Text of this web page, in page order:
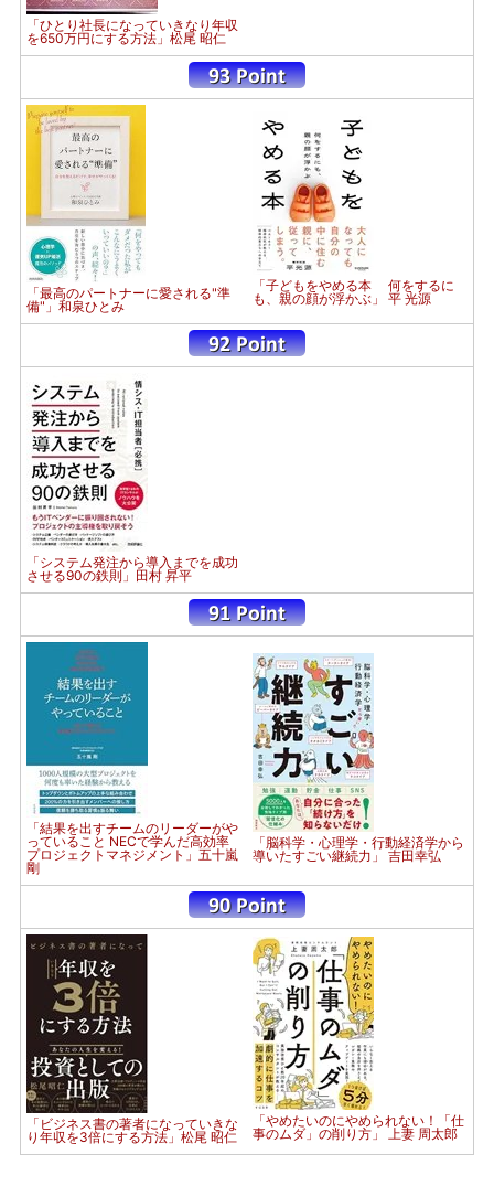
「ひとり社長になっていきなり年収
を650万円にする方法」松尾 昭仁
「最高のパートナーに愛される"準
備"」和泉ひとみ
「子どもをやめる本 何をするに
も、親の顔が浮かぶ」 平 光源
「システム発注から導入までを成功
させる90の鉄則」田村 昇平
「結果を出すチームのリーダーがや
っていること NECで学んだ高効率
プロジェクトマネジメント」五十嵐
剛
「脳科学・心理学・行動経済学から
導いたすごい継続力」 吉田幸弘
「ビジネス書の著者になっていきな
り年収を3倍にする方法」松尾 昭仁
「やめたいのにやめられない！「仕
事のムダ」の削り方」 上妻 周太郎